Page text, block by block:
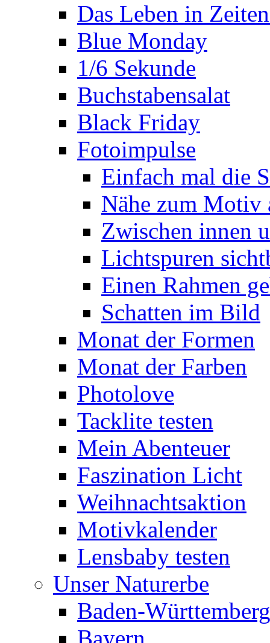
Das Leben in
Blue Monday
1/6 Sekunde
Buchstabensalat
Black Friday
Fotoimpulse
Einfach mal die
Nähe zum Motiv
Zwischen innen
Lichtspuren
Einen Rahmen
Schatten im Bild
Monat der Formen
Monat der Farben
Photolove
Tacklite testen
Mein Abenteuer
Faszination Licht
Weihnachtsaktion
Motivkalender
Lensbaby testen
Unser Naturerbe
Baden-Württemberg